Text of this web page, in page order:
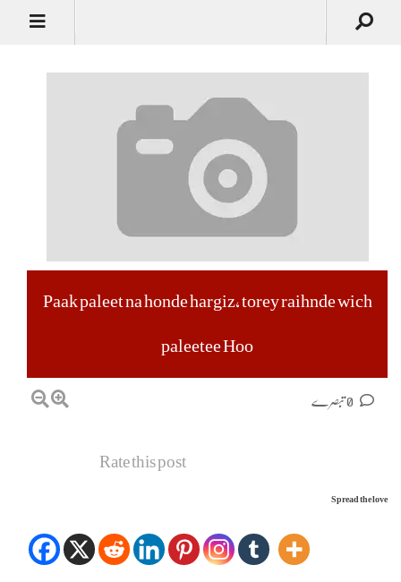
Paak paleet na honde hargiz, torey raihnde wich
paleetee Hoo
Rate this post
Spread the love